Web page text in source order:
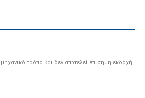
τρόπο και δεν αποτελεί επίσημη εκδοχή.